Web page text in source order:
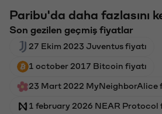
Paribu'da daha fazlasını
Son gezilen geçmiş fiyatlar
27 Ekim 2023 Juventus fiyatı
1 october 2017 Bitcoin fiyatı
23 Mart 2022 MyNeighborAlice
1 february 2026 NEAR Protocol